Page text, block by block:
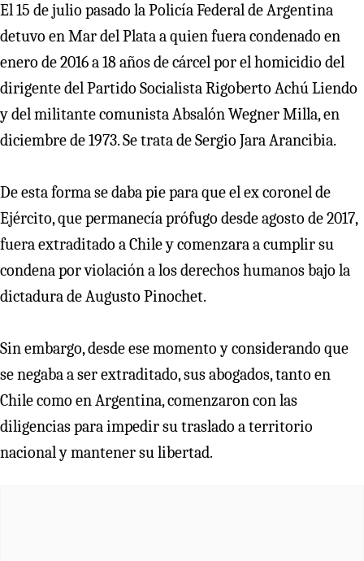
El 15 de julio pasado la Policía Federal de Argentina
detuvo en Mar del Plata a quien fuera condenado en
enero de 2016 a 18 años de cárcel por el homicidio del
dirigente del Partido Socialista Rigoberto Achú Liendo
y del militante comunista Absalón Wegner Milla, en
diciembre de 1973. Se trata de Sergio Jara Arancibia.
De esta forma se daba pie para que el ex coronel de
Ejército, que permanecía prófugo desde agosto de 2017,
fuera extraditado a Chile y comenzara a cumplir su
condena por violación a los derechos humanos bajo la
dictadura de Augusto Pinochet.
Sin embargo, desde ese momento y considerando que
se negaba a ser extraditado, sus abogados, tanto en
Chile como en Argentina, comenzaron con las
diligencias para impedir su traslado a territorio
nacional y mantener su libertad.